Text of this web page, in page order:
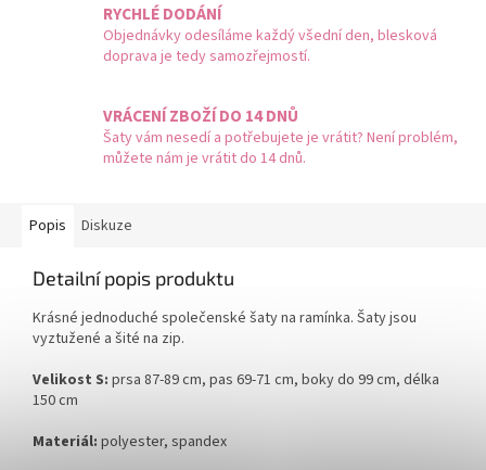
RYCHLÉ DODÁNÍ
Objednávky odesíláme každý všední den, blesková
doprava je tedy samozřejmostí.
VRÁCENÍ ZBOŽÍ DO 14 DNŮ
Šaty vám nesedí a potřebujete je vrátit? Není problém,
můžete nám je vrátit do 14 dnů.
Popis Diskuze
Detailní popis produktu
Krásné jednoduché společenské šaty na ramínka. Šaty jsou
vyztužené a šité na zip.
Velikost S: prsa 87-89 cm, pas 69-71 cm, boky do 99 cm, délka
150 cm
Materiál: polyester, spandex